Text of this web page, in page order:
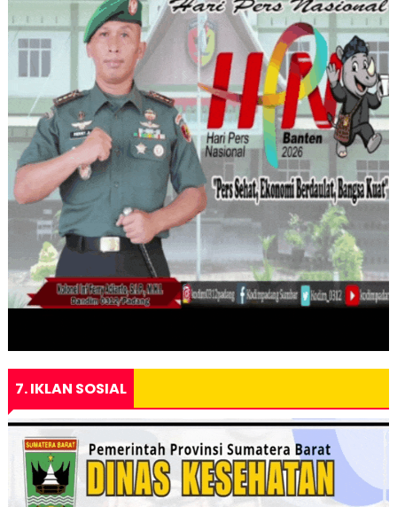
7. IKLAN SOSIAL